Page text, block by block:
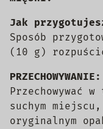
Jak
Sposób
(10 g)
PRZECHOWYWANIE:
Przechowywać
suchym
oryginalnym